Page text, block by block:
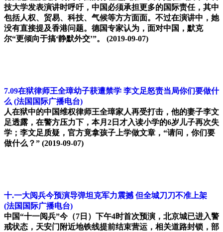
技大学发表演讲时呼吁，中国必须承担更多的国际责任，其中
包括人权、贸易、科技、气候等方方面面。不过在演讲中，她
没有直接提及香港问题。德国专家认为，面对中国，默克
尔“更倾向于搞‘静默外交’”。
(2019-09-07)
7.09在狱律师王全璋幼子获遭禁学 李文足怒责当局你们要做什
么 (法国国际广播电台)
人在狱中的中国维权律师王全璋家人再受打击，他的妻子李文
足透露，在警方压力下，本月2日才入读小学的6岁儿子再次失
学；李文足质疑，官方竟拿孩子上学做文章，“请问，你们要
做什么？” (2019-09-07)
十.一大阅兵今预演导弹坦克军力震撼 但全城刀刀不准上架
(法国国际广播电台)
中国“十一阅兵”今（7日）下午4时首次预演，北京城已进入警
戒状态，天安门附近地铁线提前结束营运，相关道路封锁，部